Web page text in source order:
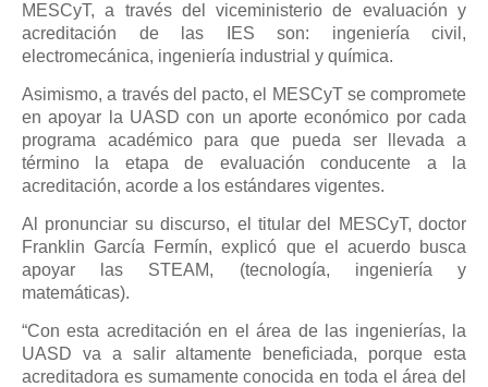
MESCyT, a través del viceministerio de evaluación y
acreditación de las IES son: ingeniería civil,
electromecánica, ingeniería industrial y química.
Asimismo, a través del pacto, el MESCyT se compromete
en apoyar la UASD con un aporte económico por cada
programa académico para que pueda ser llevada a
término la etapa de evaluación conducente a la
acreditación, acorde a los estándares vigentes.
Al pronunciar su discurso, el titular del MESCyT, doctor
Franklin García Fermín, explicó que el acuerdo busca
apoyar las STEAM, (tecnología, ingeniería y
matemáticas).
“Con esta acreditación en el área de las ingenierías, la
UASD va a salir altamente beneficiada, porque esta
acreditadora es sumamente conocida en toda el área del